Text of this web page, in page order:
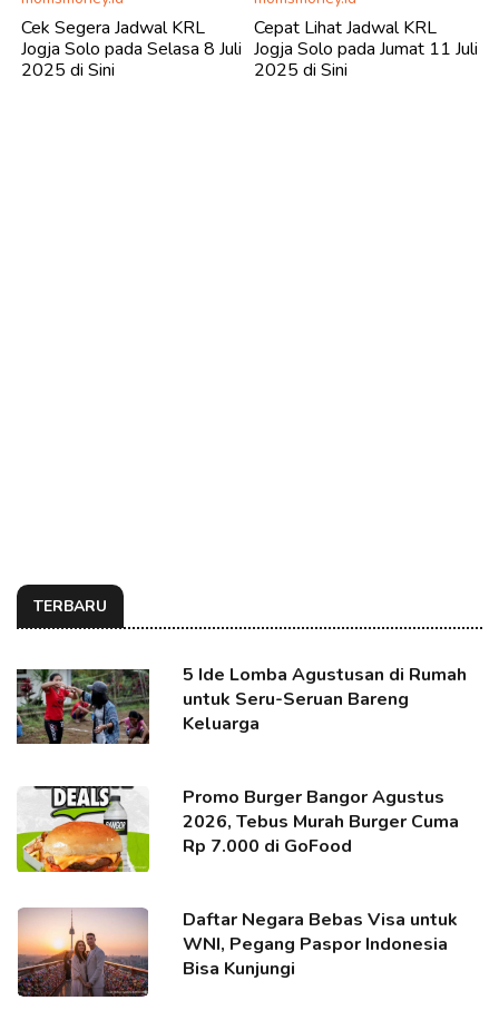
Cek Segera Jadwal KRL
Jogja Solo pada Selasa 8 Juli
2025 di Sini
Cepat Lihat Jadwal KRL
Jogja Solo pada Jumat 11 Juli
2025 di Sini
TERBARU
5 Ide Lomba Agustusan di Rumah
untuk Seru-Seruan Bareng
Keluarga
Promo Burger Bangor Agustus
2026, Tebus Murah Burger Cuma
Rp 7.000 di GoFood
Daftar Negara Bebas Visa untuk
WNI, Pegang Paspor Indonesia
Bisa Kunjungi